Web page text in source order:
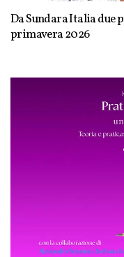
Da Sundara Italia due
primavera 2026